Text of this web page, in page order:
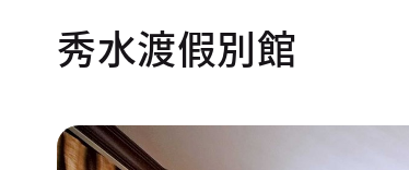
秀水渡假別館